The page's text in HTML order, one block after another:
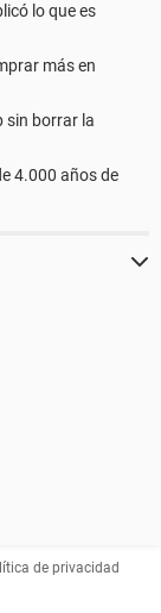
lo que es
más en
sin borrar la
4.000 años de
de privacidad